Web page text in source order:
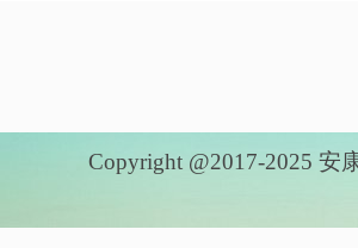
Copyright @2017-2025